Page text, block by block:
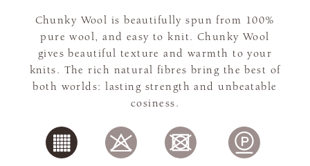
Chunky Wool is beautifully spun from 100%
pure wool, and easy to knit. Chunky Wool
gives beautiful texture and warmth to your
knits. The rich natural fibres bring the best of
both worlds: lasting strength and unbeatable
cosiness.